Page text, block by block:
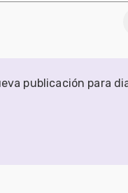
publicación para